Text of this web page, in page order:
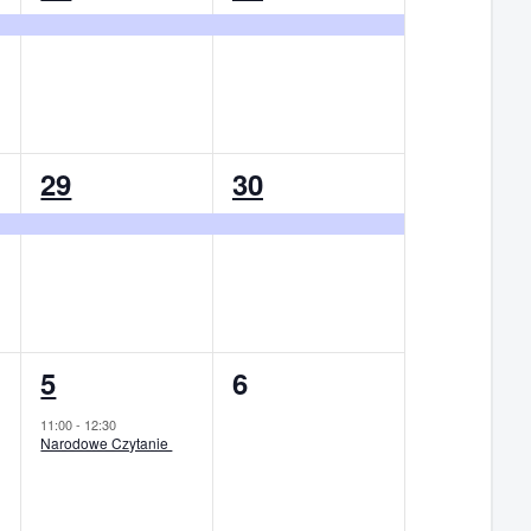
wydarzenie,
wydarzenie,
1
wydarzenie,
29
1
wydarzenie,
30
1
wydarzenie,
5
11:00- 12:30
Narodowe Czytanie
0
6